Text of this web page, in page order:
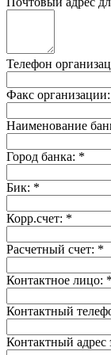
Телефон
Факс организации:
Наименование
Город банка: *
Бик: *
Корр.счет: *
Расчетный счет: *
Контактное лицо: *
Контактный
Контактный адрес